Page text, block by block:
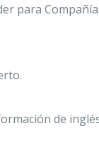
para
de